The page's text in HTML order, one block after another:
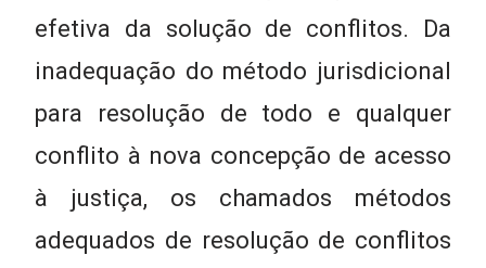
efetiva da solução de conflitos. Da
inadequação do método jurisdicional
para resolução de todo e qualquer
conflito à nova concepção de acesso
à justiça, os chamados métodos
adequados de resolução de conflitos